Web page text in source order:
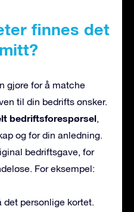
finnes det
gjøre for å matche
til din bedrifts ønsker.
bedriftsforespørsel,
og for din anledning.
bedriftsgave, for
For eksempel:
det personlige kortet.